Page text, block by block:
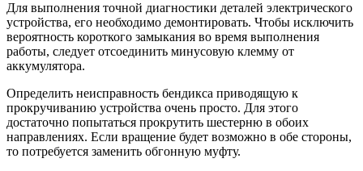
Для выполнения точной диагностики деталей электрического
устройства, его необходимо демонтировать. Чтобы исключить
вероятность короткого замыкания во время выполнения
работы, следует отсоединить минусовую клемму от
аккумулятора.
Определить неисправность бендикса приводящую к
прокручиванию устройства очень просто. Для этого
достаточно попытаться прокрутить шестерню в обоих
направлениях. Если вращение будет возможно в обе стороны,
то потребуется заменить обгонную муфту.